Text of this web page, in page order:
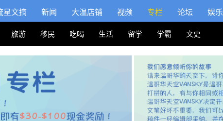
星文摘 新闻 大温店铺 视频 专栏 论坛 娱乐
旅游 移民 吃喝 生活 留学 学霸 文史